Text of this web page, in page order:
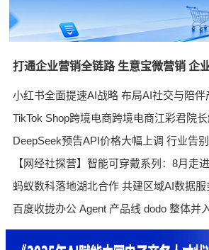
TikTok Shop跨境电商跨境电商江彩君院长解析选品 流
DeepSeek预告API价格大幅上调 行业告
【网经社探营】智能可穿戴系列：8月走进太希智能 博灵脑机
蚂蚁数科落地湖北合作 共建区域AI数据服
百度收拢办公 Agent 产品线 dodo 整体并